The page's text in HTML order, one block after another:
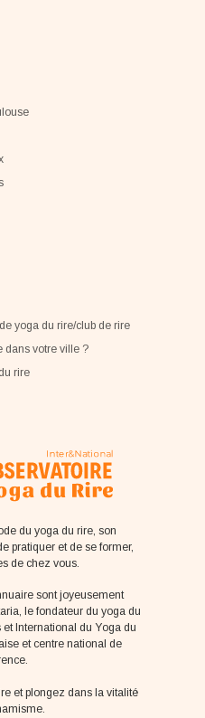
yoga du rire/club de rire
dans votre ville ?
rire
du yoga du rire, son
pratiquer et de se former,
de chez vous.
sont joyeusement
le fondateur du yoga du
International du Yoga du
et centre national de
et plongez dans la vitalité